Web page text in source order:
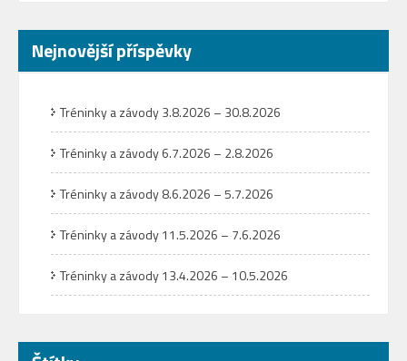
Nejnovější příspěvky
Tréninky a závody 3.8.2026 – 30.8.2026
Tréninky a závody 6.7.2026 – 2.8.2026
Tréninky a závody 8.6.2026 – 5.7.2026
Tréninky a závody 11.5.2026 – 7.6.2026
Tréninky a závody 13.4.2026 – 10.5.2026